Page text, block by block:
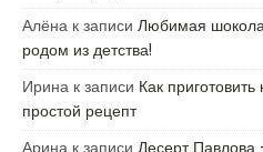
Алёна к записи Любимая
родом из детства!
Ирина к записи Как
простой рецепт
Арина к записи Десерт Павлова